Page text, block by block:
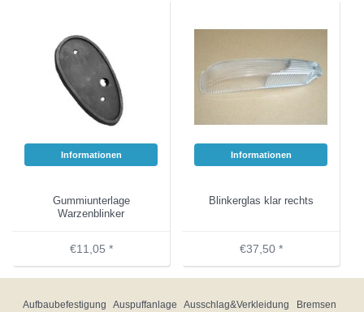
Informationen
Gummiunterlage
Warzenblinker
€11,05 *
Informationen
Blinkerglas klar rechts
€37,50 *
Aufbaubefestigung Auspuffanlage Ausschlag&Verkleidung
Bremsen